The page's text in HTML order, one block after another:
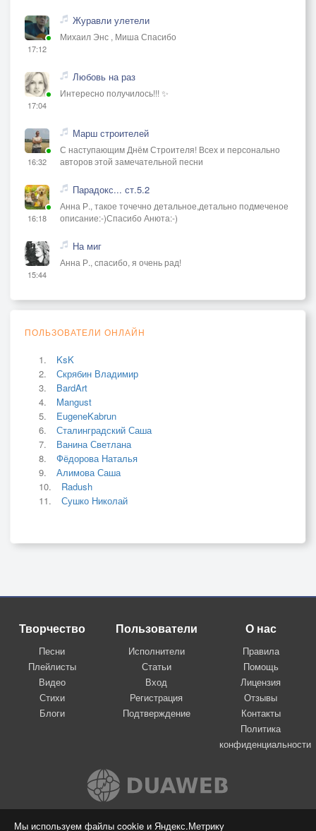
Мы используем файлы cookie и Яндекс.Метрику
17:12
Журавли улетели
Михаил Энс , Миша Спасибо
17:04
Любовь на раз
Интересно получилось!!! ✨
16:32
Марш строителей
С наступающим Днём Строителя! Всех и персонально
авторов этой замечательной песни
16:18
Парадокс... ст.5.2
Анна Р., такое точечно детальное,детально подмеченое
описание:-)Спасибо Анюта:-)
15:44
На миг
Анна Р., спасибо, я очень рад!
ПОЛЬЗОВАТЕЛИ ОНЛАЙН
KsK
Скрябин Владимир
BardArt
Mangust
EugeneKabrun
Сталинградский Саша
Ванина Светлана
Фёдорова Наталья
Алимова Саша
Radush
Сушко Николай
Творчество
Песни
Плейлисты
Видео
Стихи
Блоги
Пользователи
Исполнители
Статьи
Вход
Регистрация
Подтверждение
О нас
Правила
Помощь
Лицензия
Отзывы
Контакты
Политика
конфиденциальности
Вконтакте